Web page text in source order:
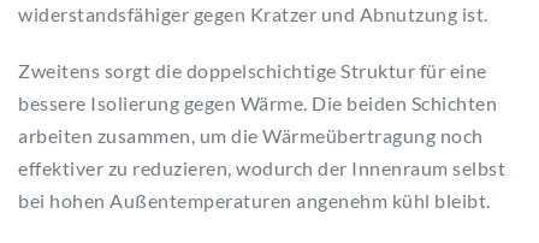
widerstandsfähiger gegen Kratzer und Abnutzung ist.
Zweitens sorgt die doppelschichtige Struktur für eine
bessere Isolierung gegen Wärme. Die beiden Schichten
arbeiten zusammen, um die Wärmeübertragung noch
effektiver zu reduzieren, wodurch der Innenraum selbst
bei hohen Außentemperaturen angenehm kühl bleibt.